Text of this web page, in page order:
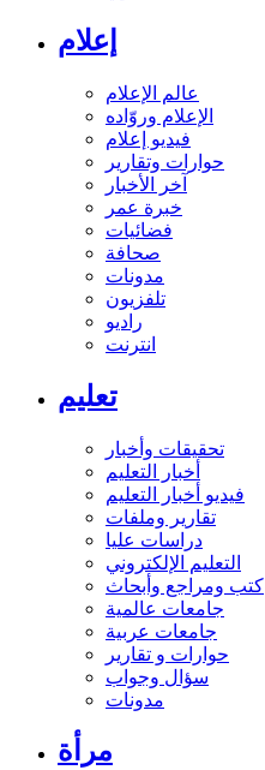
إعلام
عالم الإعلام
الإعلام وروّاده
فيديو إعلام
حوارات وتقارير
آخر الأخبار
خبرة عمر
فضائيات
صحافة
مدونات
تلفزيون
راديو
انترنت
تعليم
تحقيقات وأخبار
أخبار التعليم
فيديو أخبار التعليم
تقارير وملفات
دراسات عليا
التعليم الإلكتروني
كتب ومراجع وأبحاث
جامعات عالمية
جامعات عربية
حوارات و تقارير
سؤال وجواب
مدونات
مرأة